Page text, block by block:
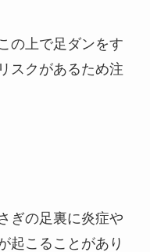
の上で足ダンをす
スクがあるため注
ぎの足裏に炎症や
起こることがあり